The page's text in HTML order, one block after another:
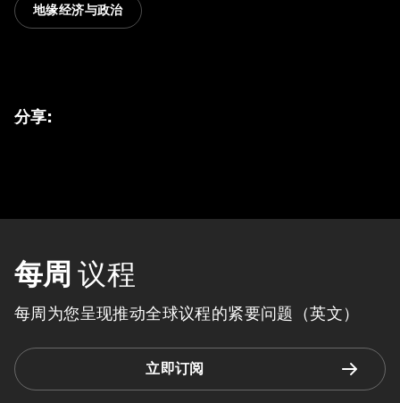
地缘经济与政治
分享:
每周 议程
每周为您呈现推动全球议程的紧要问题（英文）
立即订阅